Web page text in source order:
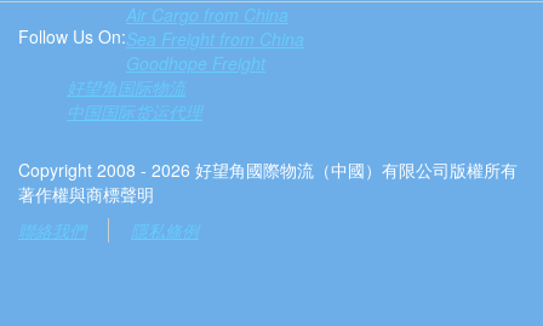
Follow Us On:
Air Cargo from China
Sea Freight from China
Goodhope Freight
好望角国际物流
中国国际货运代理
Copyright 2008 - 2026 好望角國際物流（中國）有限公司版權所有
著作權與商標聲明
聯絡我們
隱私條例